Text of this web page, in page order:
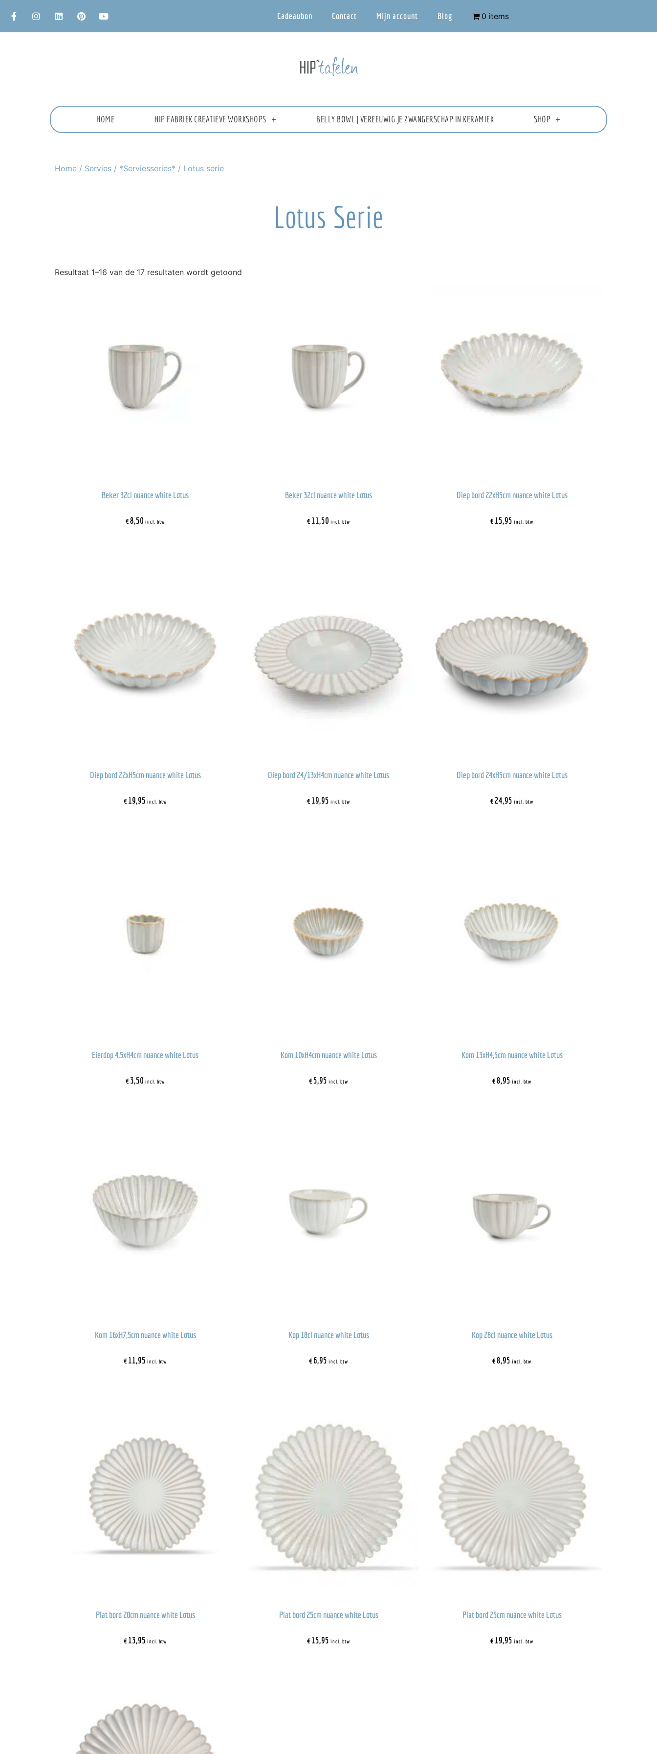
Cadeaubon Contact Mijn account Blog 0 items
HOME HIP FABRIEK CREATIEVE WORKSHOPS BELLY BOWL | VEREEUWIG JE ZWANGERSCHAP IN KERAMIEK SHOP
Home / Servies / *Serviesseries* / Lotus serie
Lotus Serie
Resultaat 1–16 van de 17 resultaten wordt getoond
Beker 32cl nuance white Lotus
€8,50 incl. btw
Beker 32cl nuance white Lotus
€11,50 incl. btw
Diep bord 22xH5cm nuance white Lotus
€15,95 incl. btw
Diep bord 22xH5cm nuance white Lotus
€19,95 incl. btw
Diep bord 24/13xH4cm nuance white Lotus
€19,95 incl. btw
Diep bord 24xH5cm nuance white Lotus
€24,95 incl. btw
Eierdop 4,5xH4cm nuance white Lotus
€3,50 incl. btw
Kom 10xH4cm nuance white Lotus
€5,95 incl. btw
Kom 13xH4,5cm nuance white Lotus
€8,95 incl. btw
Kom 16xH7,5cm nuance white Lotus
€11,95 incl. btw
Kop 18cl nuance white Lotus
€6,95 incl. btw
Kop 28cl nuance white Lotus
€8,95 incl. btw
Plat bord 20cm nuance white Lotus
€13,95 incl. btw
Plat bord 25cm nuance white Lotus
€15,95 incl. btw
Plat bord 25cm nuance white Lotus
€19,95 incl. btw